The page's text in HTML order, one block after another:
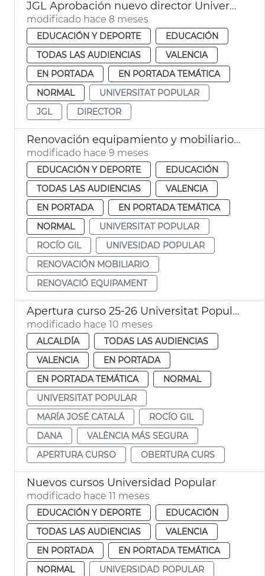
JGL Aprobación nuevo director Universitat Popular València
modificado hace 8 meses
EDUCACIÓN Y DEPORTE
EDUCACIÓN
TODAS LAS AUDIENCIAS
VALENCIA
EN PORTADA
EN PORTADA TEMÁTICA
NORMAL
UNIVERSITAT POPULAR
JGL
DIRECTOR
Renovación equipamiento y mobiliario UP
modificado hace 9 meses
EDUCACIÓN Y DEPORTE
EDUCACIÓN
TODAS LAS AUDIENCIAS
VALENCIA
EN PORTADA
EN PORTADA TEMÁTICA
NORMAL
UNIVERSITAT POPULAR
ROCÍO GIL
UNIVESIDAD POPULAR
RENOVACIÓN MOBILIARIO
RENOVACIÓ EQUIPAMENT
Apertura curso 25-26 Universitat Popular
modificado hace 10 meses
ALCALDÍA
TODAS LAS AUDIENCIAS
VALENCIA
EN PORTADA
EN PORTADA TEMÁTICA
NORMAL
UNIVERSITAT POPULAR
MARÍA JOSÉ CATALÁ
ROCÍO GIL
DANA
VALÈNCIA MÁS SEGURA
APERTURA CURSO
OBERTURA CURS
Nuevos cursos Universidad Popular
modificado hace 11 meses
EDUCACIÓN Y DEPORTE
EDUCACIÓN
TODAS LAS AUDIENCIAS
VALENCIA
EN PORTADA
EN PORTADA TEMÁTICA
NORMAL
UNIVERSIDAD POPULAR